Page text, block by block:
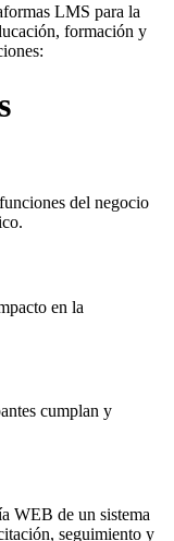
LMS para la
formación y
del negocio
en la
cumplan y
WEB de un sistema
seguimiento y